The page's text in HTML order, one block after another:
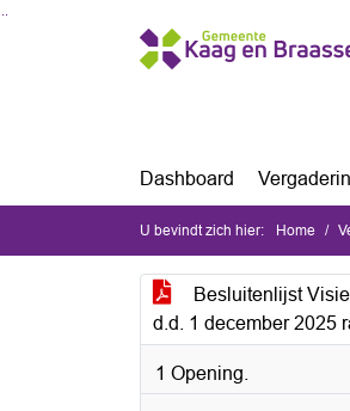
Ga naar de inhoud van deze pagina
Ga naar het zoeken
Ga naar het menu
Dashboard
U bevindt zich hier: Home
Besluitenlijst
d.d. 1 december 2025
1 Opening.